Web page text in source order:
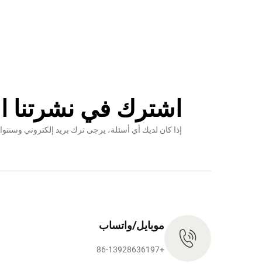
اشترك في نشرتنا
إذا كان لديك أي أسئلة، يرجى ترك بريد إلكتروني
موبايل/واتساب
+86-13928636197